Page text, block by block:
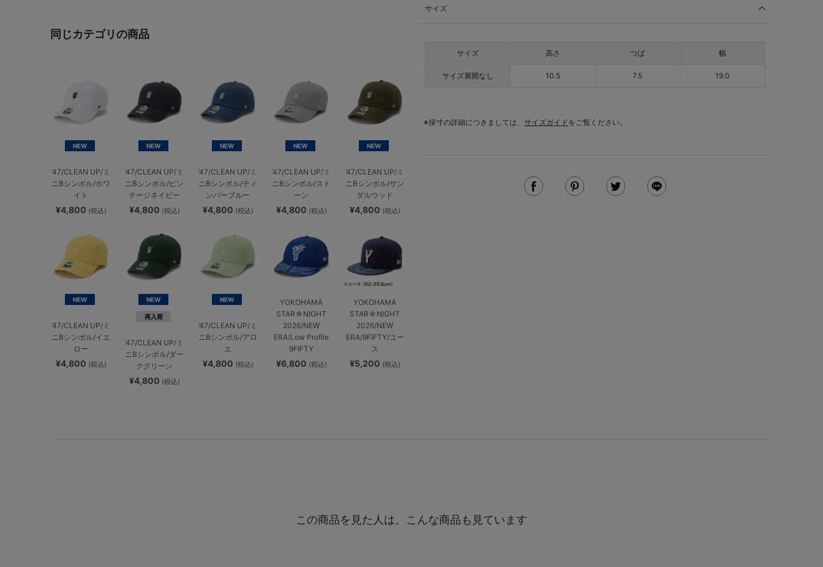
同じカテゴリの商品
NEW
’47/CLEAN UP/ミ
ニBシンボル/ホワ
イト
¥4,800 (税込)
NEW
’47/CLEAN UP/ミ
ニBシンボル/ビン
テージネイビー
¥4,800 (税込)
NEW
’47/CLEAN UP/ミ
ニBシンボル/ティ
ンバーブルー
¥4,800 (税込)
NEW
’47/CLEAN UP/ミ
ニBシンボル/スト
ーン
¥4,800 (税込)
NEW
’47/CLEAN UP/ミ
ニBシンボル/サン
ダルウッド
¥4,800 (税込)
NEW
’47/CLEAN UP/ミ
ニBシンボル/イエ
ロー
¥4,800 (税込)
NEW
再入荷
’47/CLEAN UP/ミ
ニBシンボル/ダー
クグリーン
¥4,800 (税込)
NEW
’47/CLEAN UP/ミ
ニBシンボル/アロ
エ
¥4,800 (税込)
YOKOHAMA
STAR☆NIGHT
2026/NEW
ERA/Low Profile
9FIFTY
¥6,800 (税込)
YOKOHAMA
STAR☆NIGHT
2026/NEW
ERA/9FIFTY/ユー
ス
¥5,200 (税込)
サイズ
サイズ 高さ つば 幅
サイズ展開なし 10.5 7.5 19.0
※採寸の詳細につきましては、 サイズガイドをご覧ください。
この商品を見た人は、こんな商品も見ています